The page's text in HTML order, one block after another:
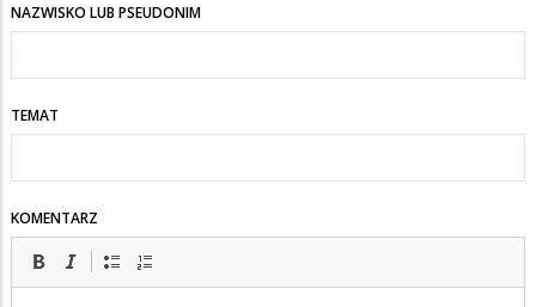
NAZWISKO LUB PSEUDONIM
TEMAT
KOMENTARZ